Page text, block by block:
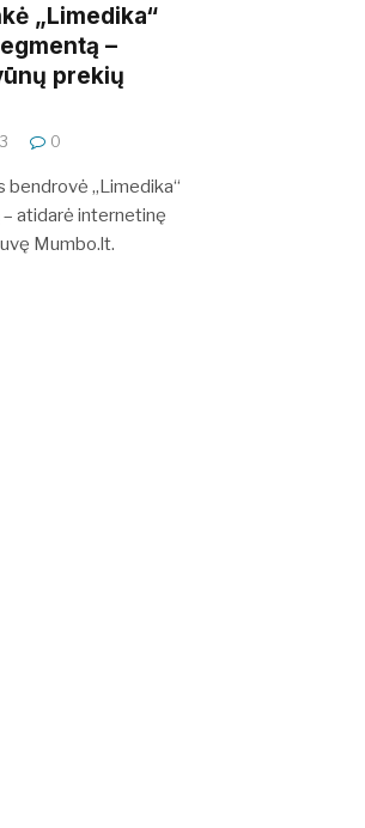
„Limedika“
–
prekių
0
„Limedika“
atidarė internetinę
Mumbo.lt.